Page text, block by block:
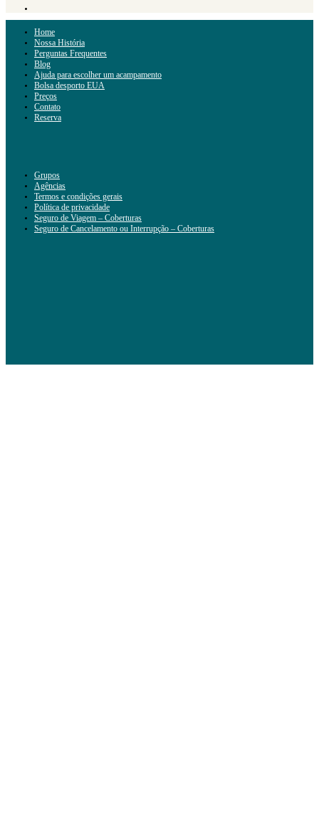
Home
Nossa História
Perguntas Frequentes
Blog
Ajuda para escolher um acampamento
Bolsa desporto EUA
Preços
Contato
Reserva
Grupos
Agências
Termos e condições gerais
Política de privacidade
Seguro de Viagem – Coberturas
Seguro de Cancelamento ou Interrupção – Coberturas